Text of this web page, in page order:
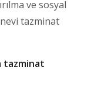
ve sosyal
tazminat
tazminat